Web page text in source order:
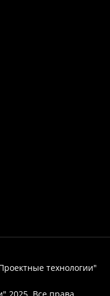
технологии"
2025. Все права